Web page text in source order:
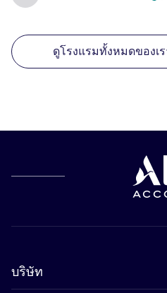
ดูโรงแรมทั้งหมดของเ
บริษัท